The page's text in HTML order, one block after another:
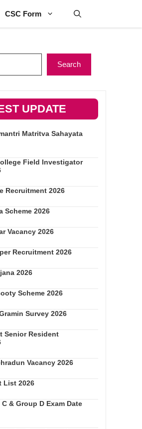
CSC Form
Search
UPDATE
Matritva Sahayata
Field Investigator
Recruitment 2026
Scheme 2026
Vacancy 2026
Recruitment 2026
2026
Scheme 2026
Survey 2026
Senior Resident
Vacancy 2026
List 2026
C & Group D Exam Date